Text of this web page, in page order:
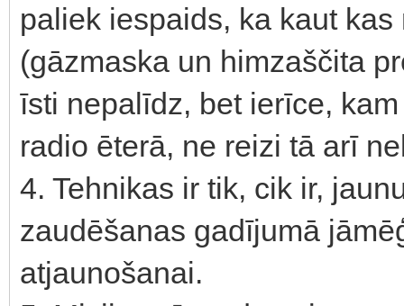
paliek iespaids, ka kaut
(gāzmaska un himzaščita
īsti nepalīdz, bet ierīce,
radio ēterā, ne reizi tā arī
4. Tehnikas ir tik, cik ir,
zaudēšanas gadījumā
atjaunošanai.